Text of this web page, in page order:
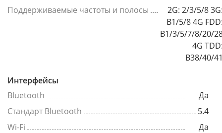
Поддерживаемые частоты и полосы
2G: 2/3/5/8
B1/5/8 4G
B1/3/5/7/8/20/
4G
B38/40/
Интерфейсы
Bluetooth
Да
Стандарт Bluetooth
5.4
Wi-Fi
Да